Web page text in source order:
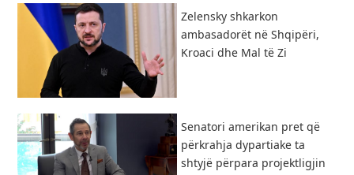
Zelensky shkarkon
ambasadorët në Shqipëri,
Kroaci dhe Mal të Zi
Senatori amerikan pret që
përkrahja dypartiake ta
shtyjë përpara projektligjin